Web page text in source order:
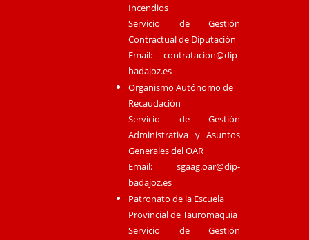
Incendios
Servicio de Gestión
Contractual de Diputación
Email:contratacion@dip-
badajoz.es
Organismo Autónomo de
Recaudación
Servicio de Gestión
Administrativa y Asuntos
Generales del OAR
Email:sgaag.oar@dip-
badajoz.es
Patronato de la Escuela
Provincial de Tauromaquia
Servicio de Gestión